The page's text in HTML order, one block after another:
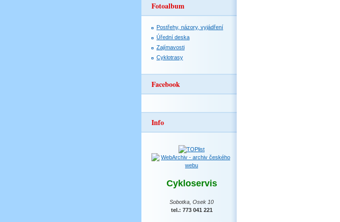
Fotoalbum
Postřehy, názory, vyjádření
Úřední deska
Zajímavosti
Cyklotrasy
Facebook
Info
Cykloservis
Sobotka, Osek 10
tel.: 773 041 221